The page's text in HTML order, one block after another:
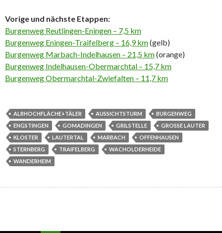
Vorige und nächste Etappen:
Burgenweg Reutlingen-Eningen – 7,5 km
Burgenweg Eningen-Traifelberg – 16,9 km(gelb)
Burgenweg Marbach-Indelhausen – 21,5 km(orange)
Burgenweg Indelhausen-Obermarchtal – 15,7 km
Burgenweg Obermarchtal-Zwiefalten – 11,7 km
ALBHOCHFLÄCHE+TÄLER AUSSICHTSTURM
BURGENWEG
ENGSTINGEN
GOMADINGEN GRILSTELLE
GROSSE LAUTER
KLOSTER
LAUTERTAL MARBACH
OFFENHAUSEN
STERNBERG
TRAIFELBERG
WACHOLDERHEIDE
WANDERHEIM